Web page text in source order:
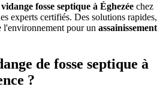
fosse septique à Éghezée chez
experts certifiés. Des solutions rapides,
l'environnement pour un assainissement
de fosse septique à
?